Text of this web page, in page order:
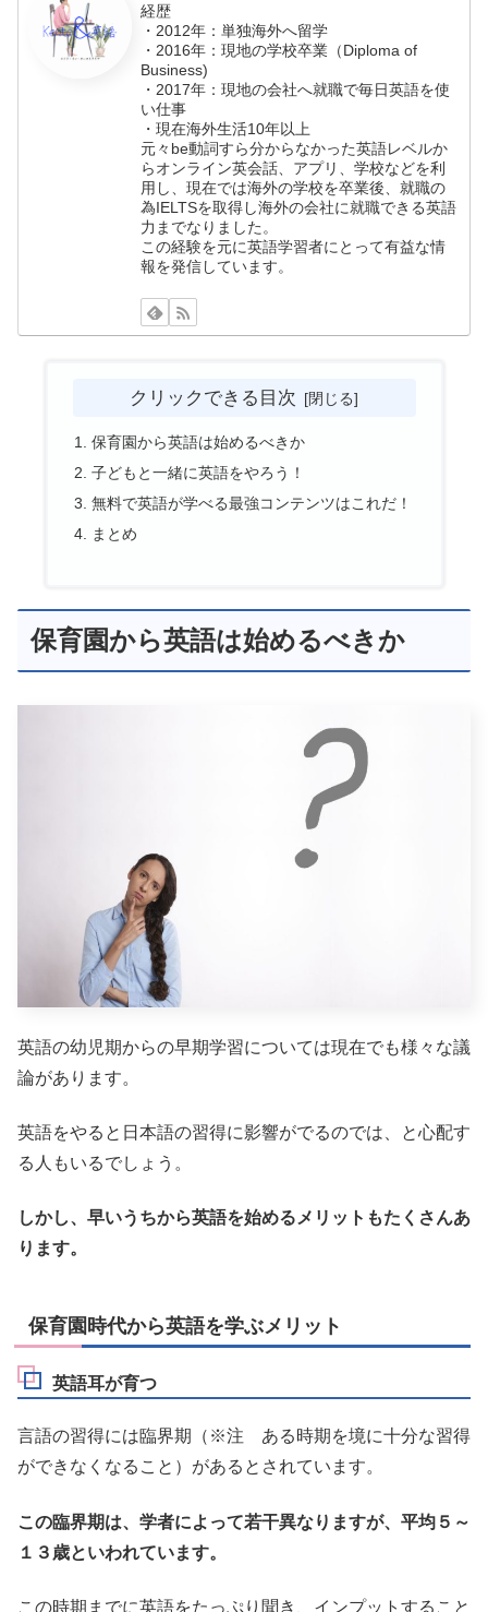
経歴
・2012年：単独海外へ留学
・2016年：現地の学校卒業（Diploma of
Business)
・2017年：現地の会社へ就職で毎日英語を使
い仕事
・現在海外生活10年以上
元々be動詞すら分からなかった英語レベルか
らオンライン英会話、アプリ、学校などを利
用し、現在では海外の学校を卒業後、就職の
為IELTSを取得し海外の会社に就職できる英語
力までなりました。
この経験を元に英語学習者にとって有益な情
報を発信しています。
クリックできる目次
保育園から英語は始めるべきか
子どもと一緒に英語をやろう！
無料で英語が学べる最強コンテンツはこれだ！
まとめ
保育園から英語は始めるべきか
英語の幼児期からの早期学習については現在でも様々な議
論があります。
英語をやると日本語の習得に影響がでるのでは、と心配す
る人もいるでしょう。
しかし、早いうちから英語を始めるメリットもたくさんあ
ります。
保育園時代から英語を学ぶメリット
英語耳が育つ
言語の習得には臨界期（※注 ある時期を境に十分な習得
ができなくなること）があるとされています。
この臨界期は、学者によって若干異なりますが、平均５～
１３歳といわれています。
この時期までに英語をたっぷり聞き、インプットすること